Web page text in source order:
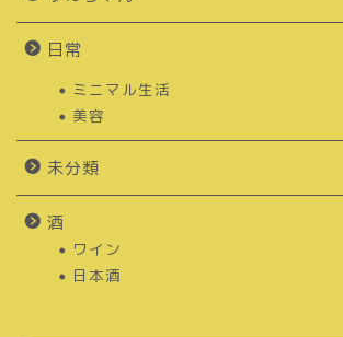
日常
ミニマル生活
美容
未分類
酒
ワイン
日本酒